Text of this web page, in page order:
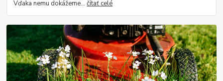
Vďaka nemu dokážeme...čítať celé